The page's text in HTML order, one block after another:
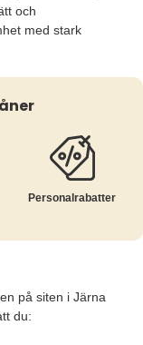
och
med stark
Personalrabatter
på siten i Järna
du: